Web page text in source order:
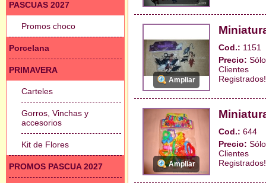
PASCUAS 2027
Promos choco
Porcelana
PRIMAVERA
Carteles
Gorros, Vinchas y
accesorios
Kit de Flores
PROMOS PASCUA 2027
Ampliar
Cod.: 1151
Precio:
Clientes
Registrados!
Ampliar
Cod.: 644
Precio:
Clientes
Registrados!